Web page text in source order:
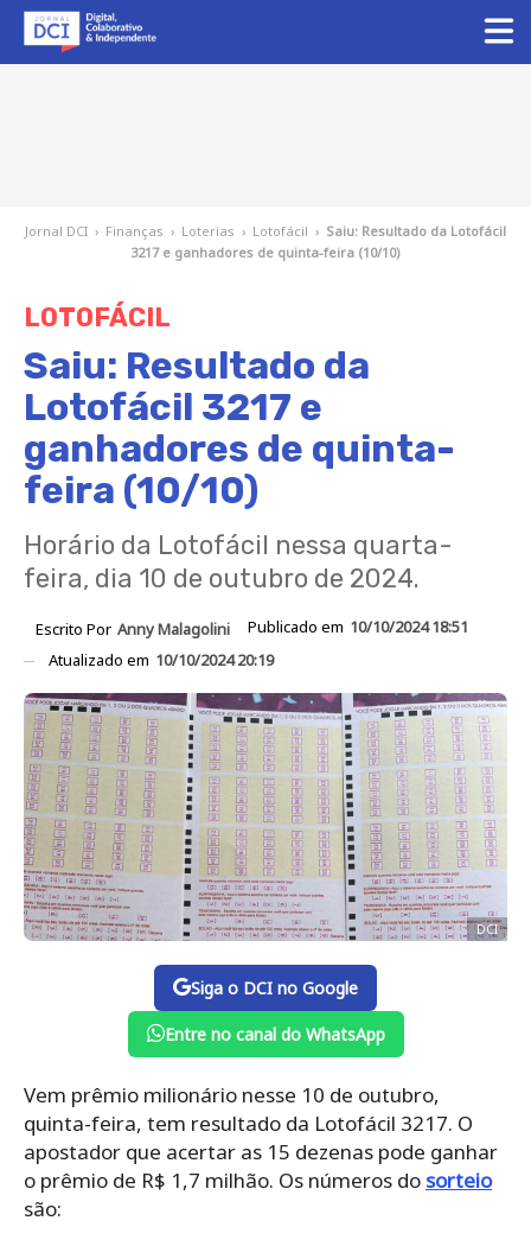
Jornal DCI › Finanças › Loterias › Lotofácil › Saiu: Resultado da Lotofácil
3217 e ganhadores de quinta-feira (10/10)
LOTOFÁCIL
Saiu: Resultado da
Lotofácil 3217 e
ganhadores de quinta-
feira (10/10)
Horário da Lotofácil nessa quarta-
feira, dia 10 de outubro de 2024.
Escrito Por Anny Malagolini Publicado em 10/10/2024 18:51
Atualizado em 10/10/2024 20:19
DCI
Siga o DCI no Google
Entre no canal do WhatsApp
Vem prêmio milionário nesse 10 de outubro,
quinta-feira, tem resultado da Lotofácil 3217. O
apostador que acertar as 15 dezenas pode ganhar
o prêmio de R$ 1,7 milhão. Os números do sorteio
são: